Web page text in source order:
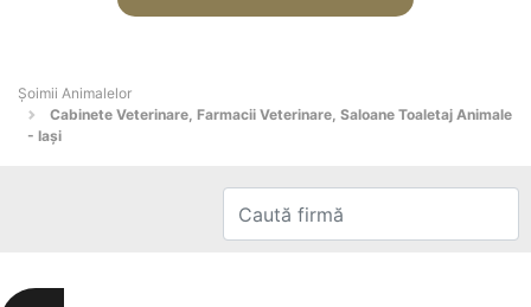
Şoimii Animalelor
Cabinete Veterinare, Farmacii Veterinare, Saloane Toaletaj Animale
- Iaşi